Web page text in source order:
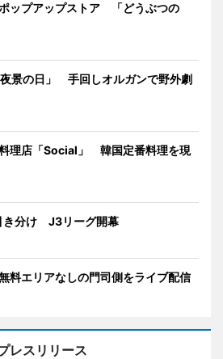
ップアップストア 「どうぶつの
景の日」 手回しオルガンで野外劇
理店「Social」 韓国定番料理を現
き分け J3リーグ開幕
料エリアなしの門司側をライブ配信
レスリリース